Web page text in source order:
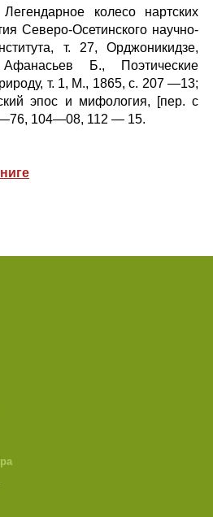
колесо нартских
Северо-Осетинского научно-
т. 27, Орджоникидзе,
Б., Поэтические
т. 1, М., 1865, с. 207 —13;
эпос и мифология, [пер. с
104—08, 112 — 15.